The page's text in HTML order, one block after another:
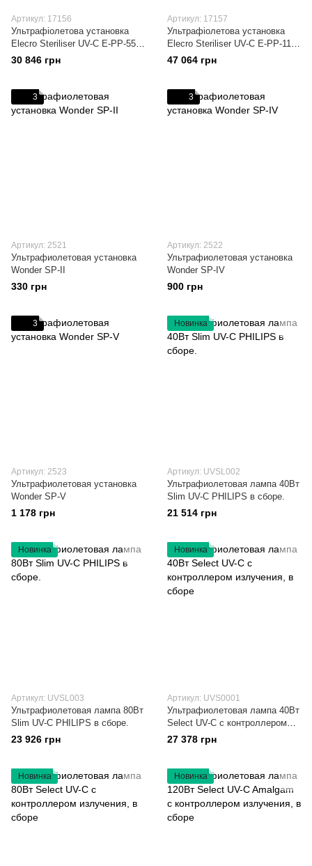
Артикул: 17156
Ультрафіолетова установка
Elecro Steriliser UV-C E-PP-55
(16 м3/год, 55 Вт)
30 846 грн
Артикул: 17157
Ультрафіолетова установка
Elecro Steriliser UV-C E-PP-110
(32 м3/год, 110 Вт)
47 064 грн
3
Артикул: 2521
Ультрафиолетовая установка
Wonder SP-II
330 грн
3
Артикул: 2522
Ультрафиолетовая установка
Wonder SP-IV
900 грн
3
Артикул: 2523
Ультрафиолетовая установка
Wonder SP-V
1 178 грн
Новинка
Артикул: UVSL002
Ультрафиолетовая лампа 40Вт
Slim UV-C PHILIPS в сборе.
21 514 грн
Новинка
Артикул: UVSL003
Ультрафиолетовая лампа 80Вт
Slim UV-C PHILIPS в сборе.
23 926 грн
Новинка
Артикул: UVS0001
Ультрафиолетовая лампа 40Вт
Select UV-C с контроллером
излучения, в сборе
27 378 грн
Новинка Новинка